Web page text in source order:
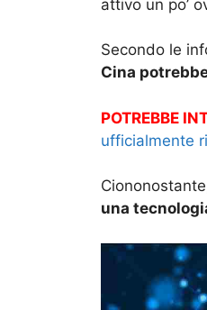
attivo un po’
Secondo le
Cina
POTREBBE
ufficialmente
una